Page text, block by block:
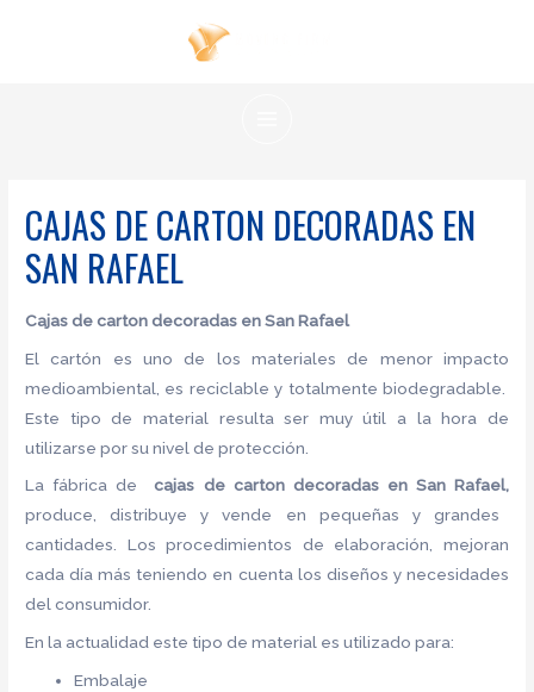
CAJAS DE CARTON DECORADAS EN
SAN RAFAEL
Cajas de carton decoradas en San Rafael
El cartón es uno de los materiales de menor impacto
medioambiental, es reciclable y totalmente biodegradable.
Este tipo de material resulta ser muy útil a la hora de
utilizarse por su nivel de protección.
La fábrica decajas de carton decoradas en San Rafael,
produce, distribuye y vende en pequeñas y grandes
cantidades. Los procedimientos de elaboración, mejoran
cada día más teniendo en cuenta los diseños y necesidades
del consumidor.
En la actualidad este tipo de material es utilizado para:
Embalaje